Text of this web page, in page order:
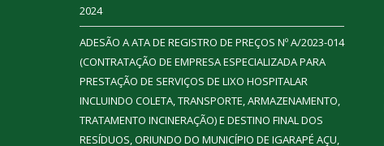
2024
ADESÃO A ATA DE REGISTRO DE PREÇOS Nº A/2023-014
(CONTRATAÇÃO DE EMPRESA ESPECIALIZADA PARA
PRESTAÇÃO DE SERVIÇOS DE LIXO HOSPITALAR
INCLUINDO COLETA, TRANSPORTE, ARMAZENAMENTO,
TRATAMENTO INCINERAÇÃO) E DESTINO FINAL DOS
RESÍDUOS, ORIUNDO DO MUNICÍPIO DE IGARAPÉ AÇU,